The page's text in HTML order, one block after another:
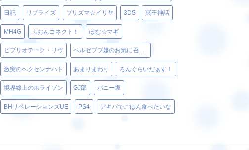
日記 リプライズ プリズマ☆イリヤ 3DS 冥王神話
MH4G ふおんコネクト！ ぽむ☆マギ
ビブリオテーク・リヴ ベルゼブブ嬢のお気に召すまま。
激突のヘクセンナハト あまりまわり ろんぐらいだぁす！
境界線上のホライゾン GJ部 バニー坂
BHリベレーションズUE PS4 アキバでごはん食べたいな